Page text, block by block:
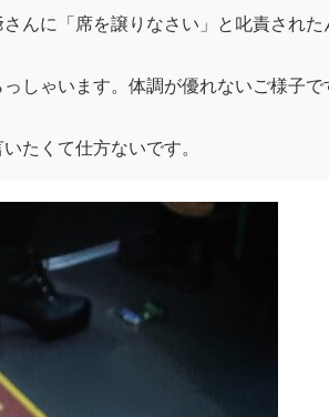
んに「席を譲りなさい」と叱責された
しゃいます。体調が優れないご様子で
たくて仕方ないです。